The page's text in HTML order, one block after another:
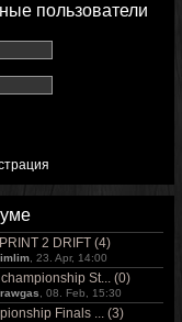
пользователи
2 DRIFT (4)
, 23. Apr, 14:00
St... (0)
, 08. Feb, 15:30
Finals ... (3)